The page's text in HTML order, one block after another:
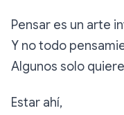
Pensar es un arte
Y no todo
Algunos solo
Estar ahí,